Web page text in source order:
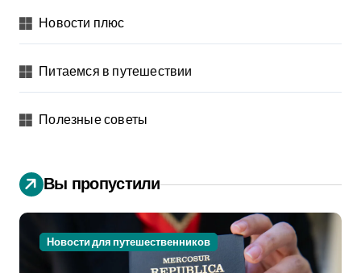
Новости плюс
Питаемся в путешествии
Полезные советы
Вы пропустили
Новости для путешественников